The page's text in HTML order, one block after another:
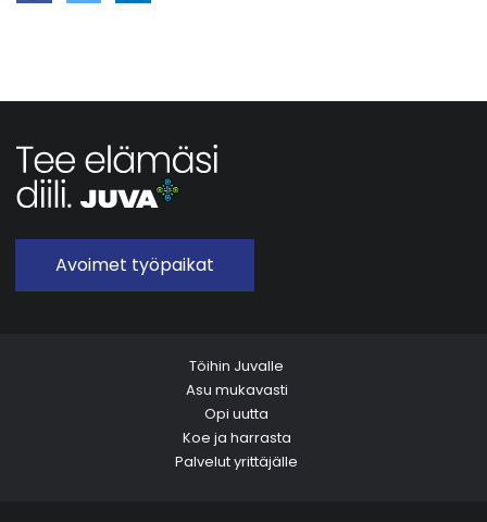
Avoimet työpaikat
Töihin Juvalle
Asu mukavasti
Opi uutta
Koe ja harrasta
Palvelut yrittäjälle